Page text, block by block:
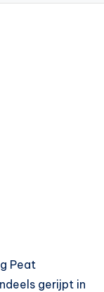
Peat
gerijpt in